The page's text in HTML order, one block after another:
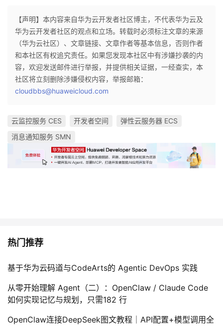
我
的
课
我
的
证
我
实
的
的
技
术
持
我
的
云
建
【声明】本内容来自华为云开发者社区博主，不代表华为云及
华为云开发者社区的观点和立场。转载时必须标注文章的来源
（华为云社区）、文章链接、文章作者等基本信息，否则作者
和本社区有权追究责任。如果您发现本社区中有涉嫌抄袭的内
容，欢迎发送邮件进行举报，并提供相关证据，一经查实，本
社区将立刻删除涉嫌侵权内容，举报邮箱：
cloudbbs@huaweicloud.com
云监控服务 CES 开发者空间
弹性云服务器 ECS
消息通知服务 SMN
热门推荐
基于华为云码道与CodeArts的 Agentic DevOps 实践
从零开始理解 Agent（二）：OpenClaw / Claude Code
如何实现记忆与规划，只需182 行
OpenClaw连接DeepSeek图文教程｜API配置+模型调用全